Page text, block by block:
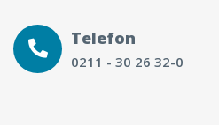
Telefon
0211 - 30 26 32-0